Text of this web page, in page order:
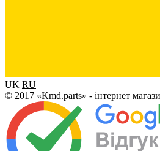
UK RU
© 2017 «Kmd.parts» - інтернет